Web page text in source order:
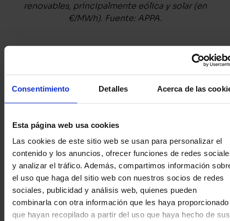
Consentimiento Detalles Acerca de las
Esta página web usa cookies
Las cookies de este sitio web se usan para personalizar el
contenido y los anuncios, ofrecer funciones de redes
y analizar el tráfico. Además, compartimos información
el uso que haga del sitio web con nuestros socios de redes
sociales, publicidad y análisis web, quienes pueden
combinarla con otra información que les haya proporcionado
que hayan recopilado a partir del uso que haya hecho de sus
renovables, principalmente eólica y solar (en
€/MWh). Fuente: APPA.
realidad actual, con más de un 37% de
renovables y con un 20% de nuclear, a la que
renovables, está claro que el sistema
utilizado no es viable. Porque cerraría
siempre, en momentos de tensión, con la
oferta final de gas natural, trasladando al
sistema mayores costes de los que se han
generado en la mayoría de las centrales”. Por
lo que, si se apuesta por las energías
renovables, aumentará la cantidad de energía